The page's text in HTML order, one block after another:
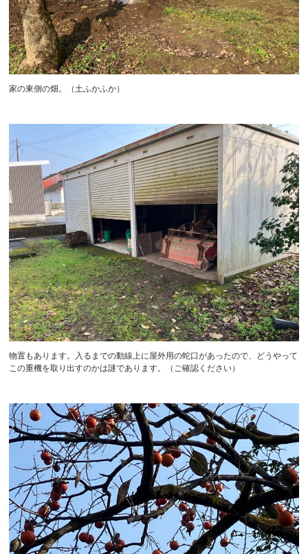
家の東側の畑。（土ふかふか）
物置もあります。入るまでの動線上に屋外用の蛇口があったので、どうやって
この重機を取り出すのかは謎であります。（ご確認ください）